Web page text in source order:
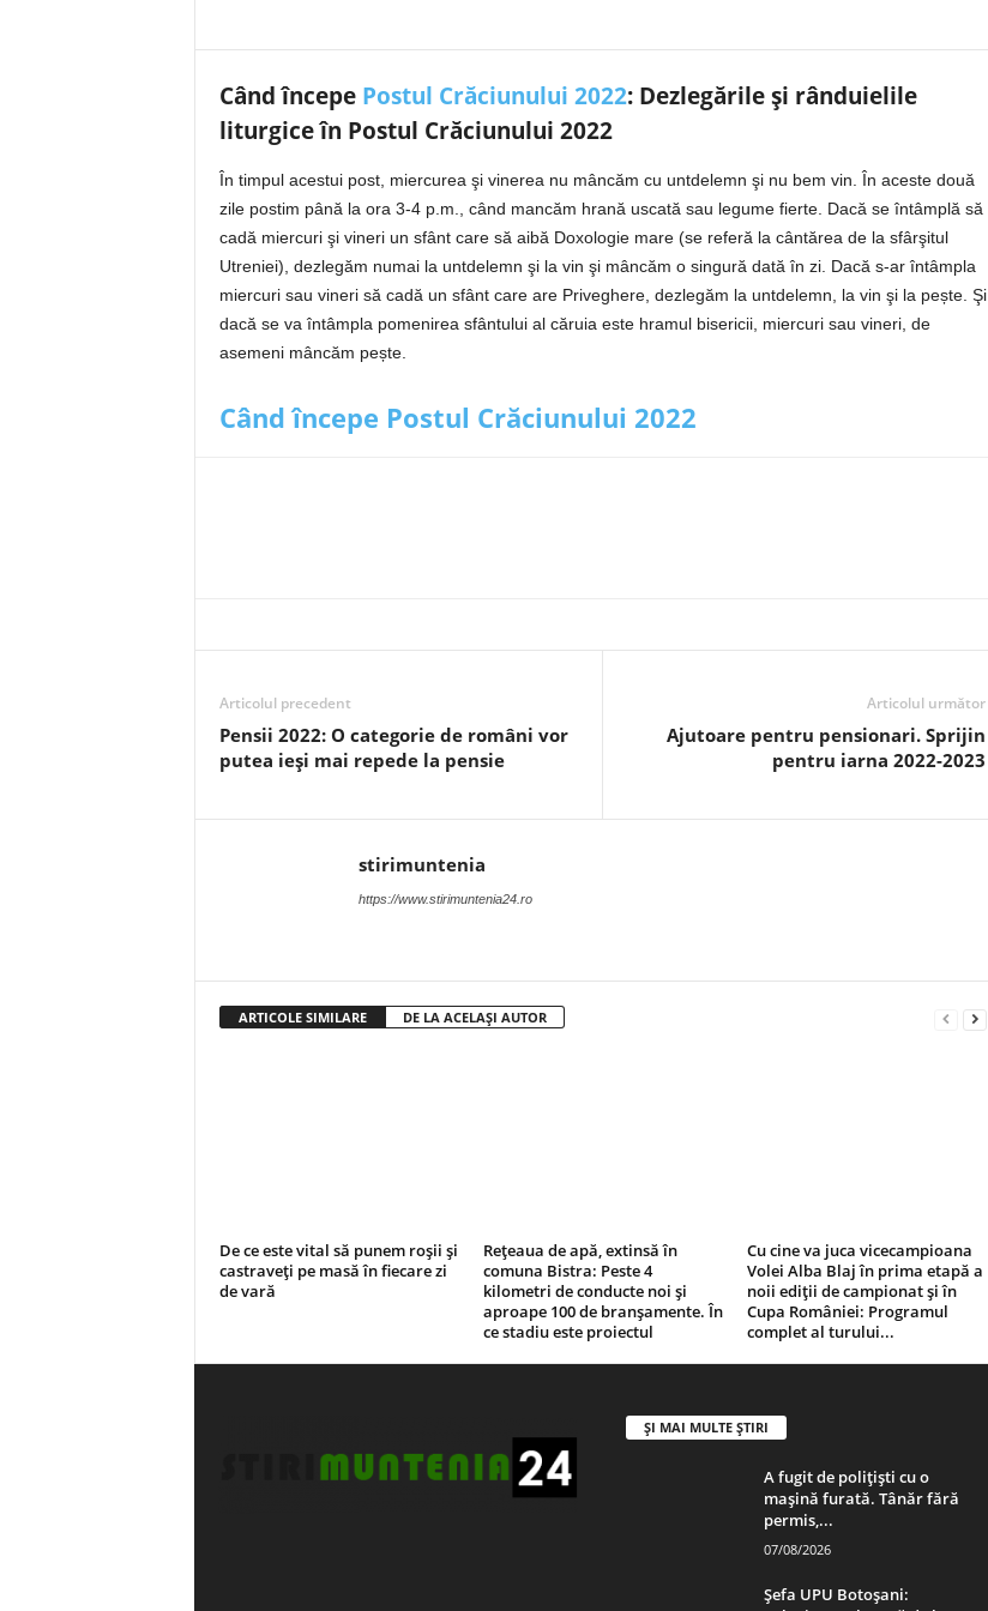
Când începe Postul Crăciunului 2022: Dezlegările și rânduielile
liturgice în Postul Crăciunului 2022
În timpul acestui post, miercurea şi vinerea nu mâncăm cu untdelemn şi nu bem vin. În aceste două
zile postim până la ora 3-4 p.m., când mancăm hrană uscată sau legume fierte. Dacă se întâmplă să
cadă miercuri şi vineri un sfânt care să aibă Doxologie mare (se referă la cântărea de la sfârşitul
Utreniei), dezlegăm numai la untdelemn şi la vin şi mâncăm o singură dată în zi. Dacă s-ar întâmpla
miercuri sau vineri să cadă un sfânt care are Priveghere, dezlegăm la untdelemn, la vin şi la pește. Şi
dacă se va întâmpla pomenirea sfântului al căruia este hramul bisericii, miercuri sau vineri, de
asemeni mâncăm pește.
Când începe Postul Crăciunului 2022
Articolul precedent
Pensii 2022: O categorie de români vor
putea ieși mai repede la pensie
Articolul următor
Ajutoare pentru pensionari. Sprijin
pentru iarna 2022-2023
stirimuntenia
https://www.stirimuntenia24.ro
ARTICOLE SIMILARE DE LA ACELAȘI AUTOR
De ce este vital să punem roșii și
castraveți pe masă în fiecare zi
de vară
Rețeaua de apă, extinsă în
comuna Bistra: Peste 4
kilometri de conducte noi și
aproape 100 de branșamente. În
ce stadiu este proiectul
Cu cine va juca vicecampioana
Volei Alba Blaj în prima etapă a
noii ediții de campionat și în
Cupa României: Programul
complet al turului...
ȘI MAI MULTE ȘTIRI
A fugit de polițiști cu o
mașină furată. Tânăr fără
permis,...
07/08/2026
Șefa UPU Botoșani: